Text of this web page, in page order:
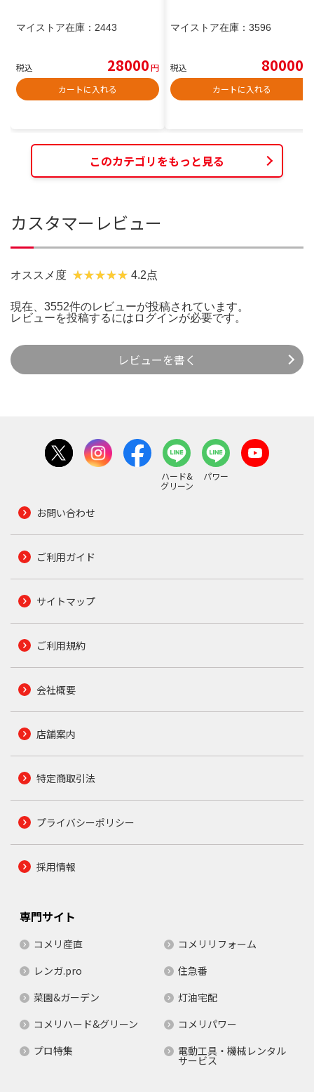
マイストア在庫： 2443
税込 28000円
カートに入れる
マイストア在庫： 3596
税込 80000
カートに入れる
このカテゴリをもっと見る
カスタマーレビュー
オススメ度 4.2点
現在、3552件のレビューが投稿されています。
レビューを投稿するには ログインが必要です。
レビューを書く
ハード&
グリーン
パワー
お問い合わせ
ご利用ガイド
サイトマップ
ご利用規約
会社概要
店舗案内
特定商取引法
プライバシーポリシー
採用情報
専門サイト
コメリ産直
コメリリフォーム
レンガ.pro
住急番
菜園&ガーデン
灯油宅配
コメリハード&グリーン
コメリパワー
プロ特集
電動工具・機械レンタル
サービス